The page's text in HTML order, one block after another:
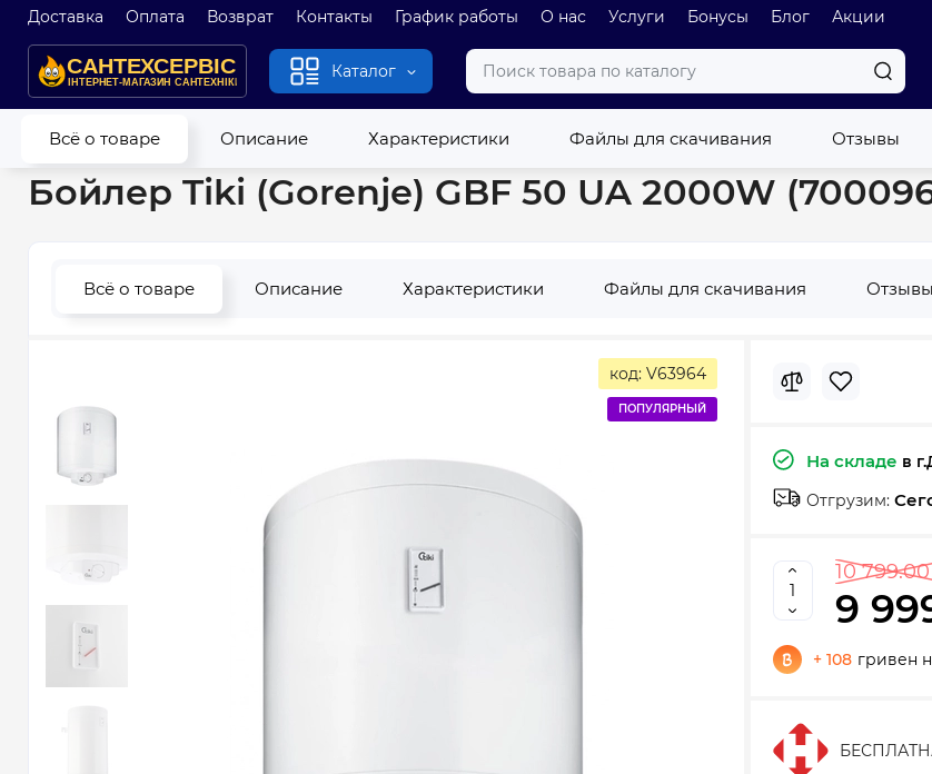
Доставка Оплата Возврат Контакты График работы О нас Услуги Бонусы Блог Акции
Каталог
Всё о товаре Описание Характеристики Файлы для скачивания Отзывы
Главная Водонагреватели Бойлеры Бойлер Tiki (Gorenje) GBF 50 UA 2000W (700096)
Бойлер Tiki (Gorenje) GBF 50 UA 2000W
Всё о товаре Описание Характеристики Файлы для скачивания Отзывы
код: V63964
ПОПУЛЯРНЫЙ
На складе в
Отгрузим:
10
9
+ 108 гривен